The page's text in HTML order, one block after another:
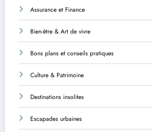
Assurance et Finance
Bien-être & Art de vivre
Bons plans et conseils pratiques
Culture & Patrimoine
Destinations insolites
Escapades urbaines